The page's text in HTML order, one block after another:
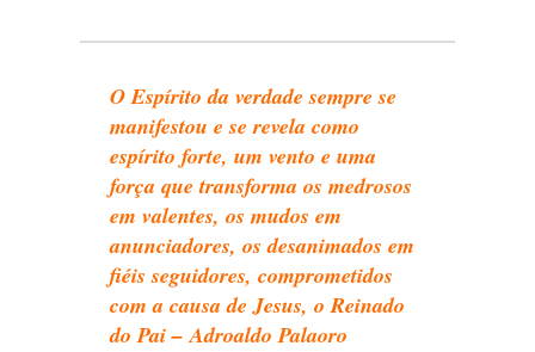
O Espírito da verdade sempre se
manifestou e se revela como
espírito forte, um vento e uma
força que transforma os medrosos
em valentes, os mudos em
anunciadores, os desanimados em
fiéis seguidores, comprometidos
com a causa de Jesus, o Reinado
do Pai – Adroaldo Palaoro